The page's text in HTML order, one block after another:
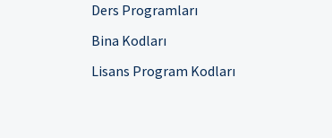
Ders Programları
Bina Kodları
Lisans Program Kodları